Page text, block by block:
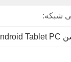
شبکه: